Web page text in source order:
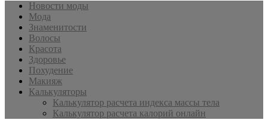
Новости моды
Мода
Знаменитости
Волосы
Красота
Здоровье
Похудение
Макияж
Калькуляторы
Калькулятор расчета индекса массы тела
Калькулятор расчета калорий онлайн